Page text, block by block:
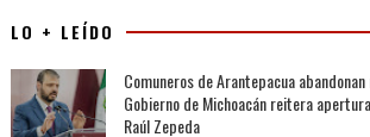
LO + LEÍDO
Comuneros de Arantepacua
Gobierno de Michoacán reitera
Raúl Zepeda